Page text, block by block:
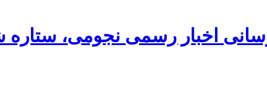
اخبار رسمی نجومی،